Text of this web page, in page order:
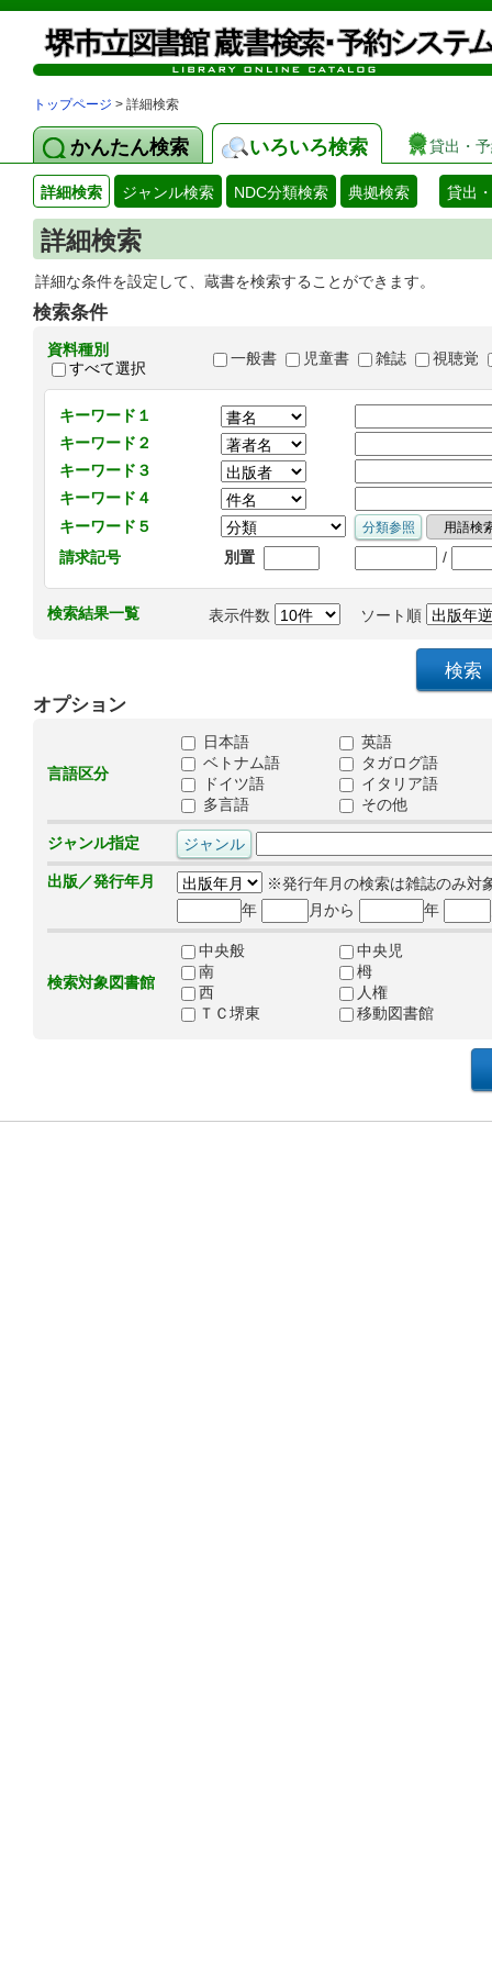
トップページ > 詳細検索
かんたん検索 いろいろ検索 貸出・
詳細検索 ジャンル検索 NDC分類検索 典拠検索 貸出
詳細検索
詳細な条件を設定して、蔵書を検索することができます。
検索条件
資料種別
すべて選択
一般書 児童書 雑誌 視聴覚
キーワード１
キーワード２
キーワード３
キーワード４
キーワード５
請求記号
別置 /
検索結果一覧 表示件数 ソート順
オプション
言語区分
日本語
英語
ベトナム語
タガログ語
ドイツ語
イタリア語
多言語
その他
ジャンル指定
出版／発行年月
※発行年月の検索は雑誌のみ対
年
月から 年
検索対象図書館
中央般
中央児
南
栂
西
人権
ＴＣ堺東
移動図書館